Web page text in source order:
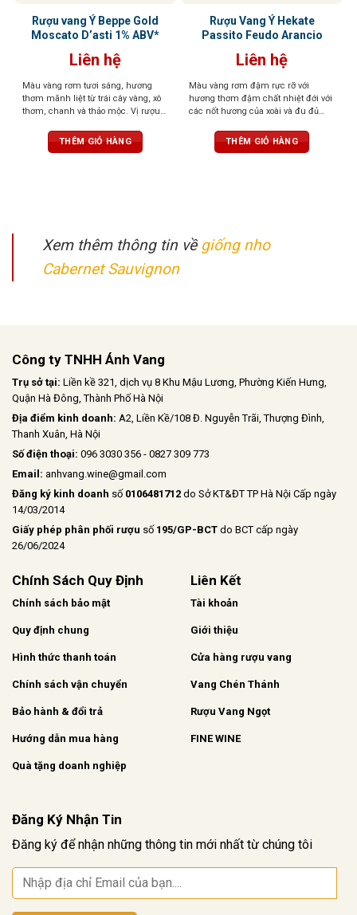
Rượu vang Ý Beppe Gold
Moscato D’asti 1% ABV*
Liên hệ
Màu vàng rơm tươi sáng, hương
thơm mãnh liệt từ trái cây vàng, xô
thơm, chanh và thảo mộc. Vị rượu
đến trải nghiệm thú vị
THÊM GIỎ HÀNG
Rượu Vang Ý Hekate
Passito Feudo Arancio
Liên hệ
Màu vàng rơm đậm rực rỡ với
hương thơm đậm chất nhiệt đới với
các nốt hương của xoài và đu đủ
và mơ khô. Cấu trúc đầy đặn, phong
phú với vị trái cây ngọt ngào nổi bật,
THÊM GIỎ HÀNG
Xem thêm thông tin về giống nho
Cabernet Sauvignon
Công ty TNHH Ánh Vang
Trụ sở tại: Liền kề 321, dịch vụ 8 Khu Mậu Lương, Phường Kiến Hưng,
Quận Hà Đông, Thành Phố Hà Nội
Địa điểm kinh doanh: A2, Liền Kề/108 Đ. Nguyễn Trãi, Thượng Đình,
Thanh Xuân, Hà Nội
Số điện thoại: 096 3030 356 - 0827 309 773
Email: anhvang.wine@gmail.com
Đăng ký kinh doanh số 0106481712 do Sở KT&ĐT TP Hà Nội Cấp ngày
14/03/2014
Giấy phép phân phối rượu số 195/GP-BCT do BCT cấp ngày
26/06/2024
Chính Sách Quy Định
Chính sách bảo mật
Quy định chung
Hình thức thanh toán
Chính sách vận chuyển
Bảo hành & đổi trả
Hướng dẫn mua hàng
Quà tặng doanh nghiệp
Liên Kết
Tài khoản
Giới thiệu
Cửa hàng rượu vang
Vang Chén Thánh
Rượu Vang Ngọt
FINE WINE
Đăng Ký Nhận Tin
Đăng ký để nhận những thông tin mới nhất từ chúng tôi